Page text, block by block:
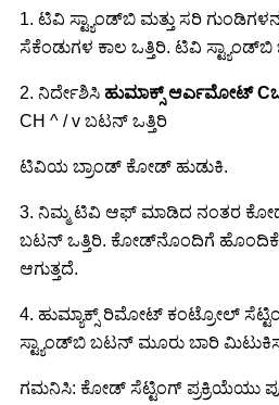
1. ಟಿವಿ ಸ್ಟ್ಯಾಂಡ್‌ಬಿ ಮತ್ತು ಸರಿ
ಸೆಕೆಂಡುಗಳ ಕಾಲ ಒತ್ತಿರಿ. ಟಿವಿ
2. ನಿರ್ದೇಶಿಸಿ ಹುಮಾಕ್ಸ್ ಆರ್ಎಮೋಟ್C
CH ^ / v ಬಟನ್ ಒತ್ತಿರಿ
ಟಿವಿಯ ಬ್ರಾಂಡ್ ಕೋಡ್ ಹುಡುಕಿ.
3. ನಿಮ್ಮ ಟಿವಿ ಆಫ್ ಮಾಡಿದ ನಂತರ
ಬಟನ್ ಒತ್ತಿರಿ. ಕೋಡ್‌ನೊಂದಿಗೆ
ಆಗುತ್ತದೆ.
4. ಹುಮ್ಯಾಕ್ಸ್ ರಿಮೋಟ್ ಕಂಟ್ರೋಲ್
ಸ್ಟ್ಯಾಂಡ್‌ಬಿ ಬಟನ್ ಮೂರು ಬಾರಿ
ಗಮನಿಸಿ: ಕೋಡ್ ಸೆಟ್ಟಿಂಗ್ ಪ್ರಕ್ರಿಯೆಯು